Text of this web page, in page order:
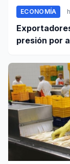
ECONOMÍA
presión por